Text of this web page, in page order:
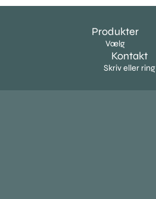
Produkter
Vælg
Kontakt
Skriv eller ring